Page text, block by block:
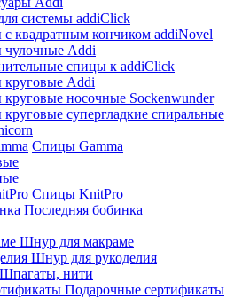
системы addiClick
квадратным кончиком addiNovel
Addi
спицы к addiClick
Addi
носочные Sockenwunder
супергладкие спиральные
Спицы Gamma
Спицы KnitPro
Последняя бобинка
Шнур для макраме
Шнур для рукоделия
Шпагаты, нити
Подарочные сертификаты